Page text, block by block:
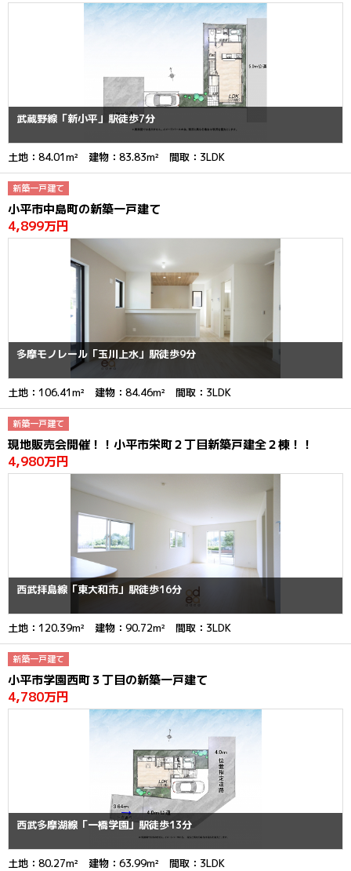
武蔵野線「新小平」駅徒歩7分
土地：84.01m² 建物：83.83m² 間取：3LDK
新築一戸建て
小平市中島町の新築一戸建て
4,899万円
多摩モノレール「玉川上水」駅徒歩9分
土地：106.41m² 建物：84.46m² 間取：3LDK
新築一戸建て
現地販売会開催！！小平市栄町２丁目新築戸建全２棟！！
4,980万円
西武拝島線「東大和市」駅徒歩16分
土地：120.39m² 建物：90.72m² 間取：3LDK
新築一戸建て
小平市学園西町３丁目の新築一戸建て
4,780万円
西武多摩湖線「一橋学園」駅徒歩13分
土地：80.27m² 建物：63.99m² 間取：3LDK